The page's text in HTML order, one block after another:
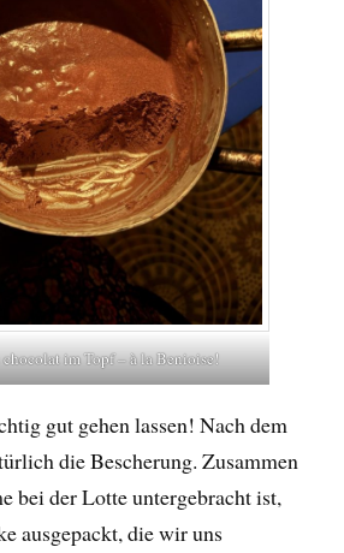
chocolat im Topf – à la Benioise!
gut gehen lassen! Nach dem
die Bescherung. Zusammen
bei der Lotte untergebracht ist,
ausgepackt, die wir uns